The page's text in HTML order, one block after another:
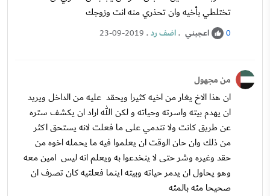
تختلطي بأخيه وان تحذري منه انت وزوجك
0 اعجبني .اضف رد.
23-09-2019
من مجهول
ان هذا الاخ يغار من اخيه كثيرا ويحقد عليه من الداخل ويريد
ان يهدم بيته واسرته وحياته و لكن الله اراد ان يكشف ستره
عن طريق كانت ولا تندمي على ما فعلت لانه يستحق اكثر
من ذلك وان حان الوقت ان يعلموا فيه ما يحمله اخوه من
حقد وغيره وشر حتى لا ينخدعوا به ويعلم انه ليس امين معه
وهو يحاول ان يدمر حياته وبيته اينما فعلتيه كان تصرف ان
صحيحا مئه بالمئه